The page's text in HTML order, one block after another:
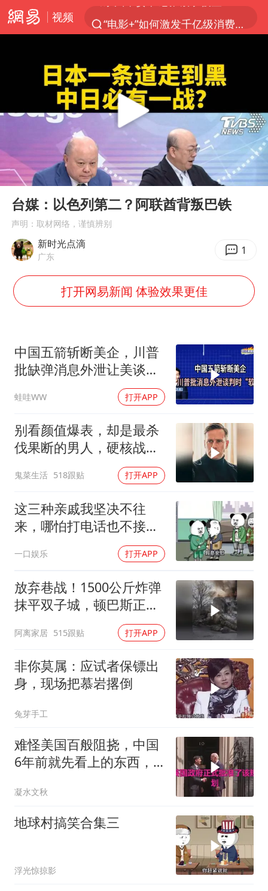
视频
四川宜宾市高县4.9级地震致1人死亡
名创优品回应女子吐槽内裤质量差
上海：台风白海豚或将带来龙卷风
出口禁令驱动有色板块大涨
胜宏科技：股票交易异常波动
秋天的第一杯奶茶到底有多火
U17国足三连胜晋级明日之星半决赛
38岁演员求职万岁山NPC成功
胡彦斌获《歌手2026》歌王
夯实基础开新局
Play
00:00 10:32
台媒：以色列第二？阿联酋背叛巴铁
声明：取材网络，谨慎辨别
新时光点滴
广东 1
打开网易新闻 体验效果更佳
中国五箭斩断美企，川普
批缺弹消息外泄让美谈判
时“软弱”｜介文汲.郭正亮.
栗正杰｜辣晚报20260807
蛙哇WW 打开APP
别看颜值爆表，却是最杀
伐果断的男人，硬核战术
鬼菜生活 518跟贴 打开APP
这三种亲戚我坚决不往
来，哪怕打电话也不接，
一口娱乐 打开APP
放弃巷战！1500公斤炸弹
抹平双子城，顿巴斯正变
阿离家居 515跟贴 打开APP
非你莫属：应试者保镖出
身，现场把慕岩撂倒
兔芽手工
难怪美国百般阻挠，中国
6年前就先看上的东西，
凝水文秋
地球村搞笑合集三
浮光惊掠影